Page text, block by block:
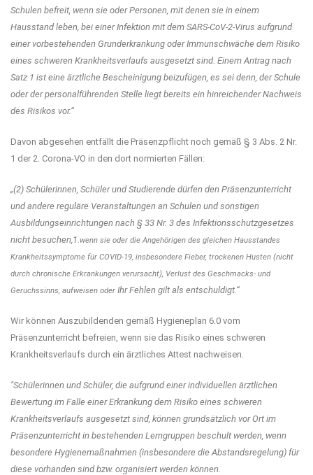
Schulen befreit, wenn sie oder Personen, mit denen sie in einem
Hausstand leben, bei einer Infektion mit dem SARS-CoV-2-Virus aufgrund
einer vorbestehenden Grunderkrankung oder Immunschwäche dem Risiko
eines schweren Krankheitsverlaufs ausgesetzt sind. Einem Antrag nach
Satz 1 ist eine ärztliche Bescheinigung beizufügen, es sei denn, der Schule
oder der personalführenden Stelle liegt bereits ein hinreichender Nachweis
des Risikos vor.“
Davon abgesehen entfällt die Präsenzpflicht noch gemäß § 3 Abs. 2 Nr.
1 der 2. Corona-VO in den dort normierten Fällen:
„(2) Schülerinnen, Schüler und Studierende dürfen den Präsenzunterricht
und andere reguläre Veranstaltungen an Schulen und sonstigen
Ausbildungseinrichtungen nach § 33 Nr. 3 des Infektionsschutzgesetzes
nicht besuchen,1.wenn sie oder die Angehörigen des gleichen Hausstandes
Krankheitssymptome für COVID-19, insbesondere Fieber, trockenen Husten (nicht
durch chronische Erkrankungen verursacht), Verlust des Geschmacks- und
Geruchssinns, aufweisen oder Ihr Fehlen gilt als entschuldigt.“
Wir können Auszubildenden gemäß Hygieneplan 6.0 vom
Präsenzunterricht befreien, wenn sie das Risiko eines schweren
Krankheitsverlaufs durch ein ärztliches Attest nachweisen.
"Schülerinnen und Schüler, die aufgrund einer individuellen ärztlichen
Bewertung im Falle einer Erkrankung dem Risiko eines schweren
Krankheitsverlaufs ausgesetzt sind, können grundsätzlich vor Ort im
Präsenzunterricht in bestehenden Lerngruppen beschult werden, wenn
besondere Hygienemaßnahmen (insbesondere die Abstandsregelung) für
diese vorhanden sind bzw. organisiert werden können.